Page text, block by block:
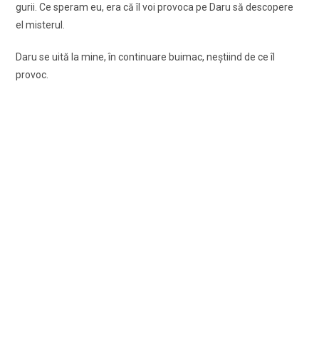
gurii. Ce speram eu, era că îl voi provoca pe Daru să descopere
el misterul.
Daru se uită la mine, în continuare buimac, neștiind de ce îl
provoc.